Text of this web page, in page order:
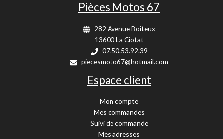
Pièces Motos 67
282 Avenue Boiteux
13600 La Ciotat
07.50.53.92.39
piecesmoto67@hotmail.com
Espace client
Mon compte
Mes commandes
Suivi de commande
Mes adresses